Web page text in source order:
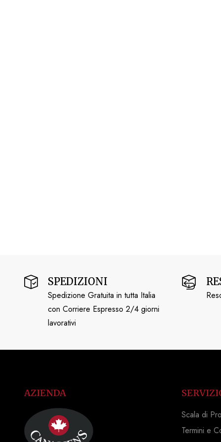
SPEDIZIONI
Spedizione Gratuita in tutta Italia
con Corriere Espresso 2/4 giorni
lavorativi
AZIENDA
Scala di
Termini e